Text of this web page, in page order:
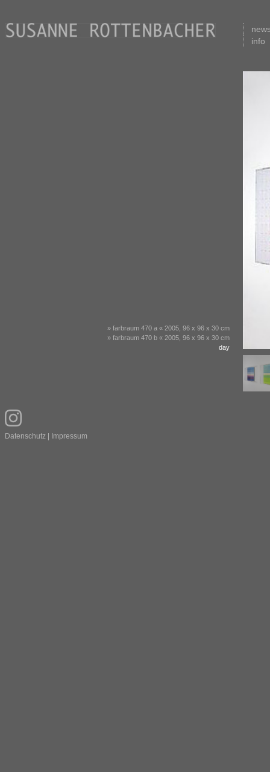
info
» farbraum 470 a « 2005, 96 x 96 x 30 cm
» farbraum 470 b « 2005, 96 x 96 x 30 cm
day
Datenschutz Impressum